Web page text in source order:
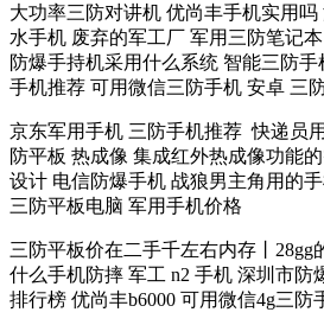
大功率三防对讲机 优尚丰手机实用
水手机 废弃的军工厂 军用三防笔记
防爆手持机采用什么系统 智能三防
手机推荐 可用微信三防手机 安卓 三
京东军用手机 三防手机推荐 快递员
防平板 热成像 集成红外热成像功能
设计 电信防爆手机 战狼男主角用的
三防平板电脑 军用手机价格
三防平板价在二手千左右内存丨
什么手机防摔 军工 n2 手机 深圳市
排行榜 优尚丰b6000 可用微信4g三